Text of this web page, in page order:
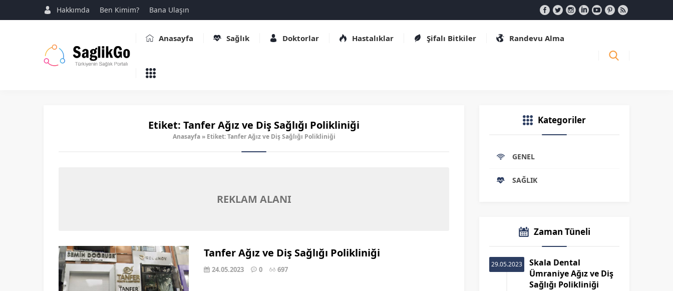
Hakkımda Ben Kimim? Bana Ulaşın
Anasayfa Sağlık Doktorlar Hastalıklar Şifalı Bitkiler Randevu Alma
Etiket: Tanfer Ağız ve Diş Sağlığı Polikliniği
Anasayfa » Etiket: Tanfer Ağız ve Diş Sağlığı Polikliniği
REKLAM ALANI
Tanfer Ağız ve Diş Sağlığı Polikliniği
24.05.2023 0 697
Kategoriler
GENEL
SAĞLIK
Zaman Tüneli
29.05.2023
Skala Dental
Ümraniye Ağız ve Diş
Sağlığı Polikliniği